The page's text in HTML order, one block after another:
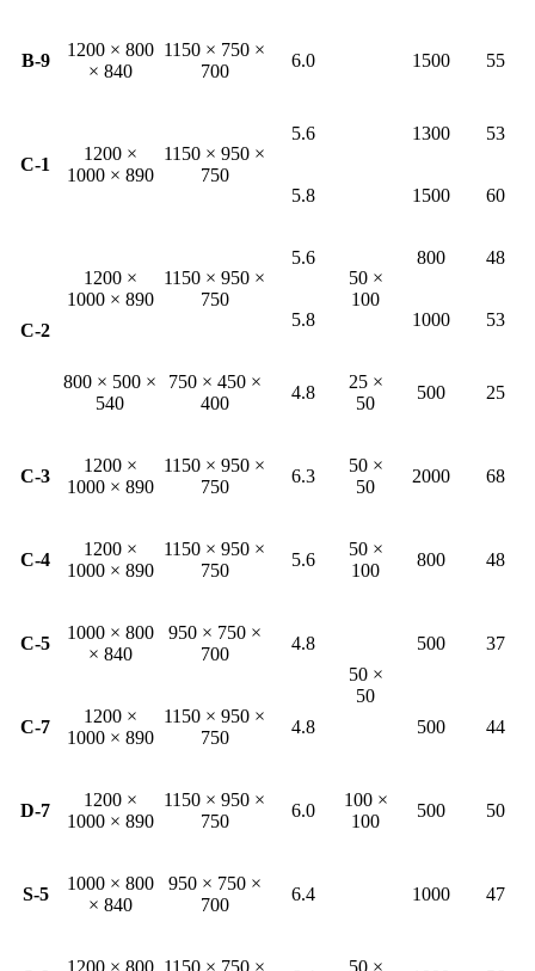
B-9
1200 × 800
× 840
1150 × 750 ×
700
6.0 1500 55
C-1
1200 ×
1000 × 890
1150 × 950 ×
750
5.6 1300 53
5.8 1500 60
C-2
1200 ×
1000 × 890
1150 × 950 ×
750
5.6
50 ×
100
800 48
5.8 1000 53
800 × 500 ×
540
750 × 450 ×
400
4.8
25 ×
50
500 25
C-3
1200 ×
1000 × 890
1150 × 950 ×
750
6.3
50 ×
50
2000 68
C-4
1200 ×
1000 × 890
1150 × 950 ×
750
5.6
50 ×
100
800 48
C-5
1000 × 800
× 840
950 × 750 ×
700
4.8
50 ×
50
500 37
C-7
1200 ×
1000 × 890
1150 × 950 ×
750
4.8 500 44
D-7
1200 ×
1000 × 890
1150 × 950 ×
750
6.0
100 ×
100
500 50
S-5
1000 × 800
× 840
950 × 750 ×
700
6.4 1000 47